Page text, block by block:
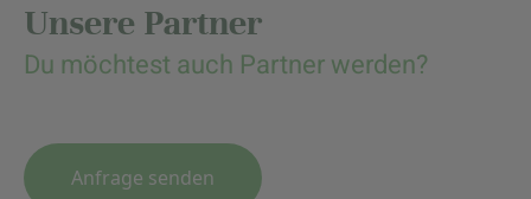
Unsere Partner
Du möchtest auch Partner werden?
Anfrage senden